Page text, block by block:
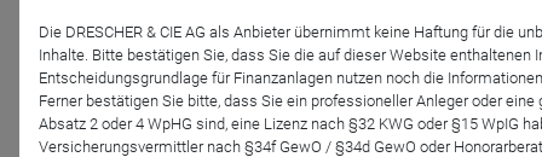
TBF Global Asset Management GmbH
TBF sponsert: Sophia Trenz, Triathletin
In diesem Video stellt sich das Ausnahmetalent
Die DRESCHER & CIE AG als Anbieter übernimmt keine Haftung für die
Inhalte. Bitte bestätigen Sie, dass Sie die auf dieser Website enthaltenen
Entscheidungsgrundlage für Finanzanlagen nutzen noch die
Ferner bestätigen Sie bitte, dass Sie ein professioneller Anleger oder
Absatz 2 oder 4 WpHG sind, eine Lizenz nach §32 KWG oder §15 WpIG
Versicherungsvermittler nach §34f GewO / §34d GewO oder